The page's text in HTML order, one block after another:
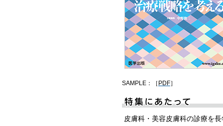
SAMPLE：［ PDF］
皮膚科・美容皮膚科の診療を